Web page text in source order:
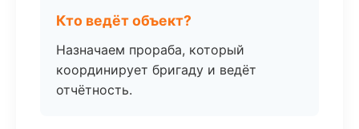
Кто ведёт объект?
Назначаем прораба, который
координирует бригаду и ведёт
отчётность.